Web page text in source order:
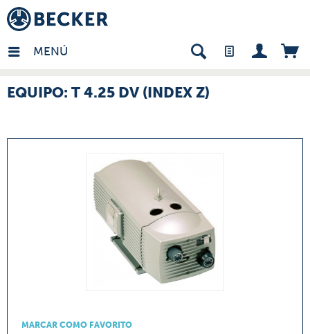
MENÚ
- ES
EQUIPO: T 4.25 DV (INDEX Z)
MARCAR COMO FAVORITO